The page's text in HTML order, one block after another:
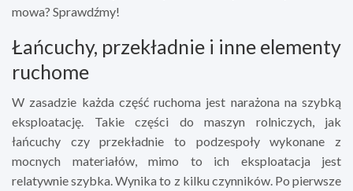
mowa? Sprawdźmy!
Łańcuchy, przekładnie i inne elementy
ruchome
W zasadzie każda część ruchoma jest narażona na szybką
eksploatację. Takie części do maszyn rolniczych, jak
łańcuchy czy przekładnie to podzespoły wykonane z
mocnych materiałów, mimo to ich eksploatacja jest
relatywnie szybka. Wynika to z kilku czynników. Po pierwsze